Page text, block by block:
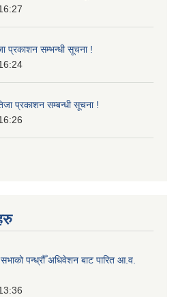
प्रकाशन सम्भन्धी सूचना !
प्रकाशन सम्बन्धी सूचना !
पन्ध्रौँ अधिवेशन बाट पारित आ.व.